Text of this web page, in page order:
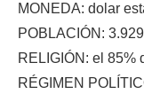
MONEDA: dolar
POBLACIÓN:
RELIGIÓN: el 85%
RÉGIMEN